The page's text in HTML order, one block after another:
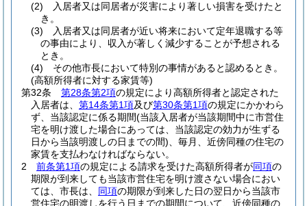
(2)
入居者又は同居者が災害により著しい損害を受けたと
き。
(3)
入居者又は同居者が近い将来において定年退職する等
の事由により、収入が著しく減少することが予想される
とき。
(4)
その他市長において特別の事情があると認めるとき。
(高額所得者に対する家賃等)
第32条
第28条第2項の規定により高額所得者と認定された
入居者は、 第14条第1項及び第30条第1項の規定にかかわら
ず、当該認定に係る期間(当該入居者が当該期間中に市営住
宅を明け渡した場合にあっては、当該認定の効力が生ずる
日から当該明渡しの日までの間) 、毎月、近傍同種の住宅の
家賃を支払わなければならない。
2
前条第1項の規定による請求を受けた高額所得者が同項の
期限が到来しても当該市営住宅を明け渡さない場合におい
ては、市長は、 同項の期限が到来した日の翌日から当該市
営住宅の明渡しを行う日までの期間について、近傍同種の